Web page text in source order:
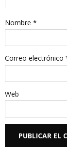
Nombre *
Correo electrónico
Web